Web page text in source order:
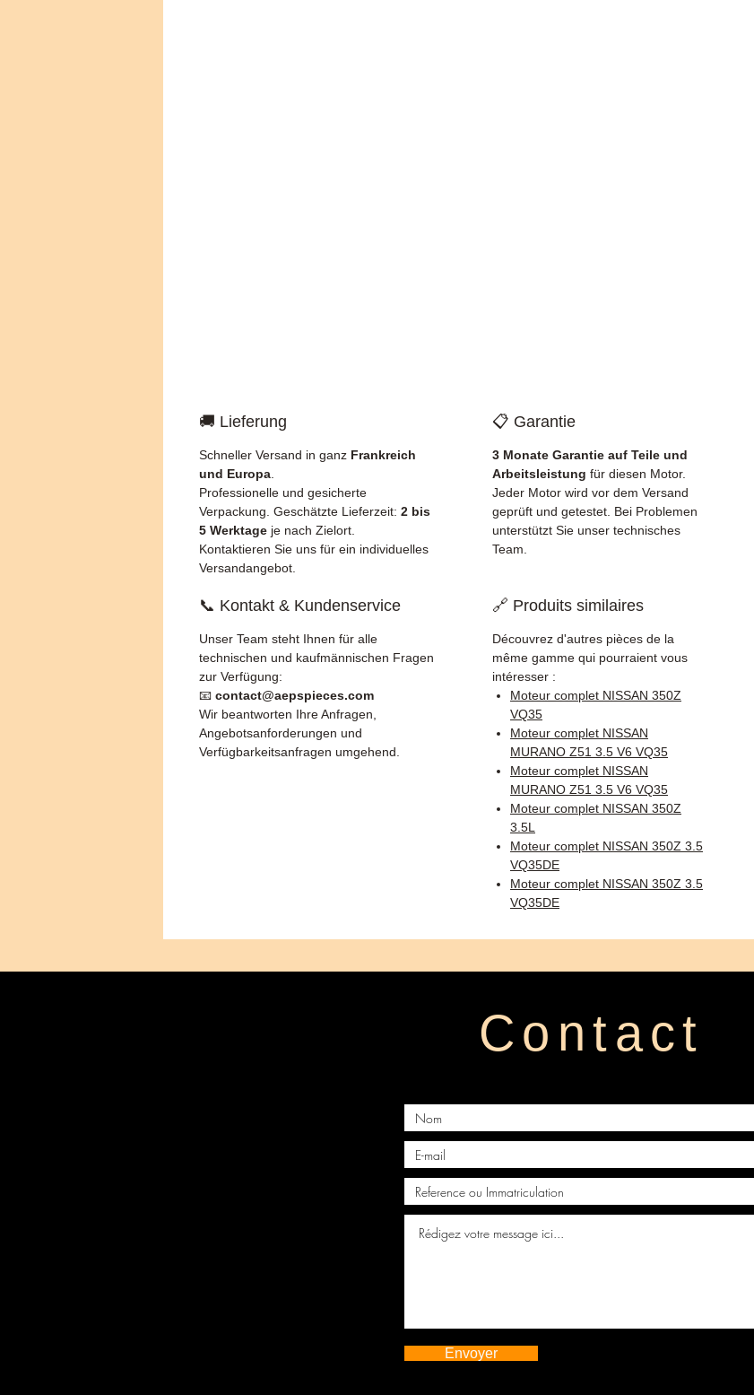
🚚 Lieferung
Schneller Versand in ganz Frankreich
und Europa
Professionelle und gesicherte
Verpackung. Geschätzte Lieferzeit: 2 bis
5 Werktage je nach Zielort.
Kontaktieren Sie uns für ein individuelles
Versandangebot.
📋 Garantie
3 Monate Garantie auf Teile und
Arbeitsleistung für diesen Motor.
Jeder Motor wird vor dem Versand
geprüft und getestet. Bei Problemen
unterstützt Sie unser technisches
Team.
📞 Kontakt & Kundenservice
Unser Team steht Ihnen für alle
technischen und kaufmännischen Fragen
zur Verfügung:
📧 contact@aepspieces.com
Wir beantworten Ihre Anfragen,
Angebotsanforderungen und
Verfügbarkeitsanfragen umgehend.
🔗 Produits similaires
Découvrez d'autres pièces de la
même gamme qui pourraient vous
intéresser :
Moteur complet NISSAN 350Z
VQ35
Moteur complet NISSAN
MURANO Z51 3.5 V6 VQ35
Moteur complet NISSAN
MURANO Z51 3.5 V6 VQ35
Moteur complet NISSAN 350Z
3.5L
Moteur complet NISSAN 350Z 3.5
VQ35DE
Moteur complet NISSAN 350Z 3.5
VQ35DE
Contact
Envoyer